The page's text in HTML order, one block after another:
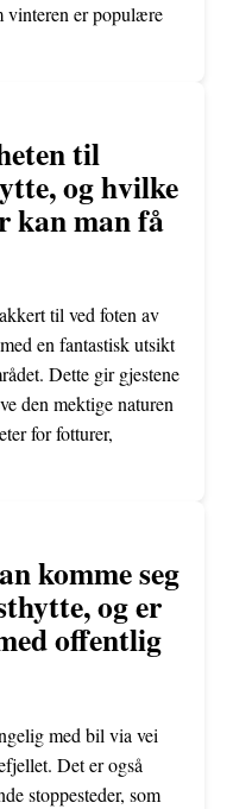
er populære
til
og hvilke
kan man få
til ved foten av
en fantastisk utsikt
Dette gir gjestene
den mektige naturen
for fotturer,
komme seg
og er
offentlig
med bil via vei
Det er også
stoppesteder, som